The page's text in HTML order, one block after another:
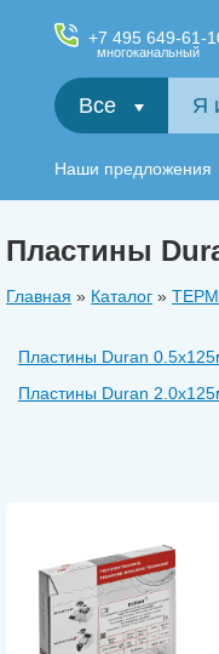
+7 495 649-61-
многоканальный
Все
Наши предложения
Пластины
Главная » Каталог »
Пластины Duran
Пластины Duran